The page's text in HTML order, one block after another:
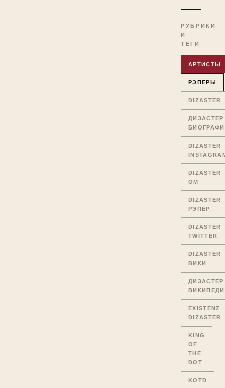
РУБРИКИ
И
ТЕГИ
АРТИСТЫ
РЭПЕРЫ
DIZASTER
ДИЗАСТЕР
DIZASTER
DIZASTER
OM
DIZASTER
РЭПЕР
DIZASTER
TWITTER
DIZASTER
ВИКИ
ДИЗАСТЕР
EXISTENZ
DIZASTER
KING
OF
THE
DOT
KOTD